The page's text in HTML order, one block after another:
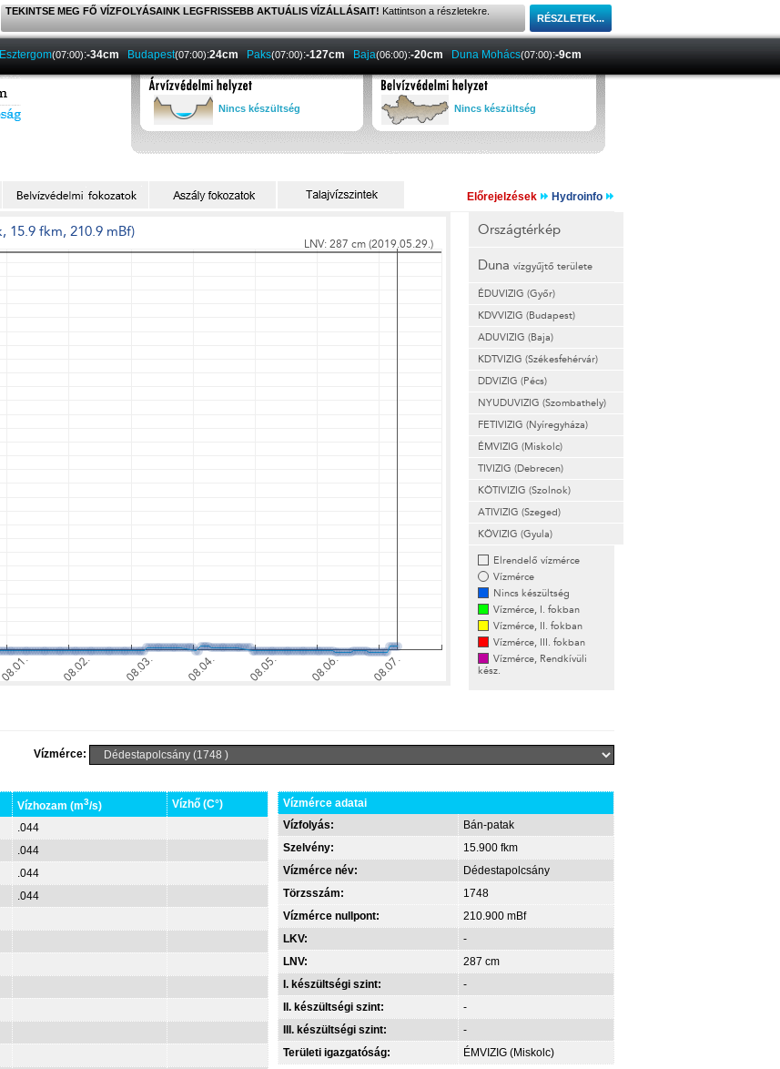
TEKINTSE MEG FŐ VÍZFOLYÁSAINK LEGFRISSEBB AKTUÁLIS VÍZÁLLÁSAIT! Kattintson a részletekre.
Esztergom(07:00):-34cm Budapest(07:00):24cm Paks(07:00):-127cm Baja(06:00):-20cm Duna Mohács(07:00):-9cm
Nincs készültség Nincs készültség
Előrejelzések Hydroinfo
Országtérkép
Duna vízgyűjtő területe
ÉDUVIZIG (Győr)
KDVVIZIG (Budapest)
ADUVIZIG (Baja)
KDTVIZIG (Székesfehérvár)
DDVIZIG (Pécs)
NYUDUVIZIG (Szombathely)
FETIVIZIG (Nyíregyháza)
ÉMVIZIG (Miskolc)
TIVIZIG (Debrecen)
KÖTIVIZIG (Szolnok)
ATIVIZIG (Szeged)
KÖVIZIG (Gyula)
Elrendelő vízmérce
Vízmérce
Nincs készültség
Vízmérce, I. fokban
Vízmérce, II. fokban
Vízmérce, III. fokban
Vízmérce, Rendkívüli
kész.
Vízmérce:
Vízhozam (m3/s)
Vízhő (C°)
.044
.044
.044
.044
Vízmérce adatai
Vízfolyás:
Bán-patak
Szelvény:
15.900 fkm
Vízmérce név:
Dédestapolcsány
Törzsszám:
1748
Vízmérce nullpont:
210.900 mBf
LKV:
-
LNV:
287 cm
I. készültségi szint:
-
II. készültségi szint:
-
III. készültségi szint:
-
Területi igazgatóság:
ÉMVIZIG (Miskolc)